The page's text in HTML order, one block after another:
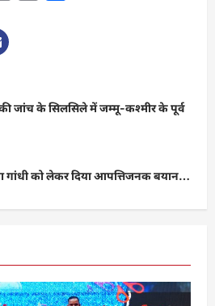
जांच के सिलसिले में जम्मू-कश्मीर के पूर्व
गांधी को लेकर दिया आपत्तिजनक बयान…